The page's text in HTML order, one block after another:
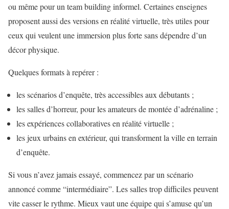
ou même pour un team building informel. Certaines enseignes
proposent aussi des versions en réalité virtuelle, très utiles pour
ceux qui veulent une immersion plus forte sans dépendre d’un
décor physique.
Quelques formats à repérer :
les scénarios d’enquête, très accessibles aux débutants ;
les salles d’horreur, pour les amateurs de montée d’adrénaline ;
les expériences collaboratives en réalité virtuelle ;
les jeux urbains en extérieur, qui transforment la ville en terrain
d’enquête.
Si vous n’avez jamais essayé, commencez par un scénario
annoncé comme “intermédiaire”. Les salles trop difficiles peuvent
vite casser le rythme. Mieux vaut une équipe qui s’amuse qu’un